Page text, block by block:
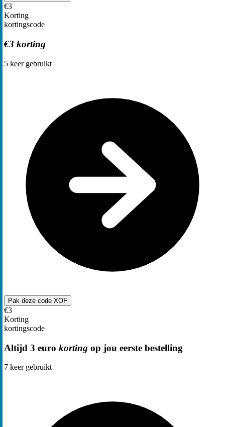
€3
Korting
kortingscode
€3 korting
5 keer gebruikt
Pak deze code XOF
€3
Korting
kortingscode
Altijd 3 euro korting op jou eerste bestelling
7 keer gebruikt